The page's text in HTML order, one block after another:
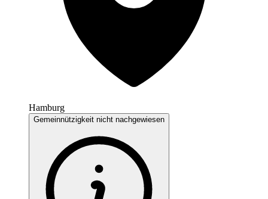
Hamburg
Gemeinnützigkeit nicht nachgewiesen